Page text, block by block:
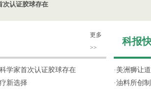
次认证胶球存在
更多
>>
学家首次认证胶球存在
新选择
科报
· 美洲狮让
·油料所创